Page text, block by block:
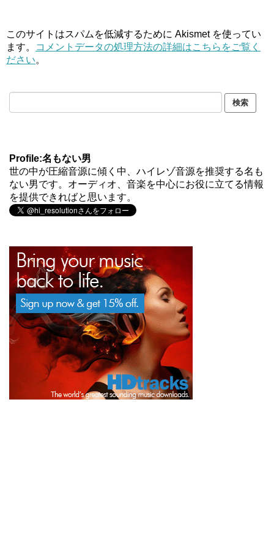
このサイトはスパムを低減するために Akismet を使ってい
ます。
コメントデータの処理方法の詳細はこちらをご覧く
ださい。
Profile:名もない男
世の中が圧縮音源に傾く中、ハイレゾ音源を推奨する名も
ない男です。オーディオ、音楽を中心にお役に立てる情報
を提供できればと思います。